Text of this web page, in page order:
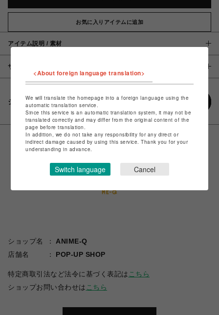
お気に入りアイテムに追加
アイテム説明 / 素材
サイズ
シェアする
ショップ名
ANIME-Q
店舗名
POP-UP SHOP
特定商取引法など法令に基づく表記は こちら
ショップお問い合わせは こちら
<About foreign language translation>
We will translate the homepage into a foreign language using the
automatic translation service.
Since this service is an automatic translation system, it may not be
translated correctly and may differ from the original content of the
page before translation.
In addition, we do not take any responsibility for any direct or
indirect damage caused by using this service. Thank you for your
understanding in advance.
Switch language Cancel